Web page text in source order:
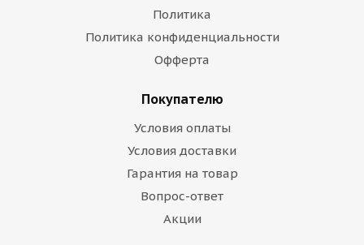
Политика
Политика конфиденциальности
Офферта
Покупателю
Условия оплаты
Условия доставки
Гарантия на товар
Вопрос-ответ
Акции